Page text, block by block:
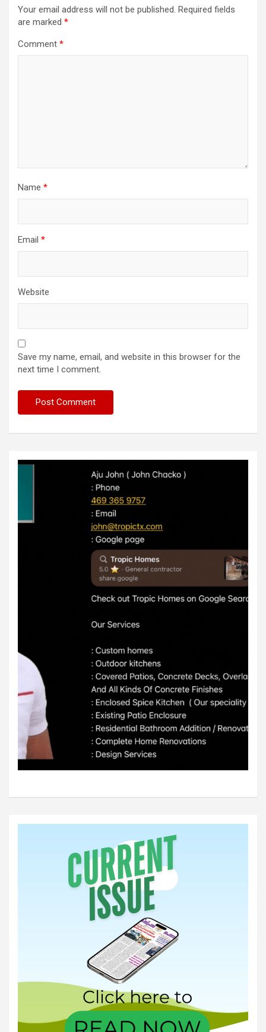
Your email address will not be published. Required fields
are marked *
Comment *
Name *
Email *
Website
Save my name, email, and website in this browser for the
next time I comment.